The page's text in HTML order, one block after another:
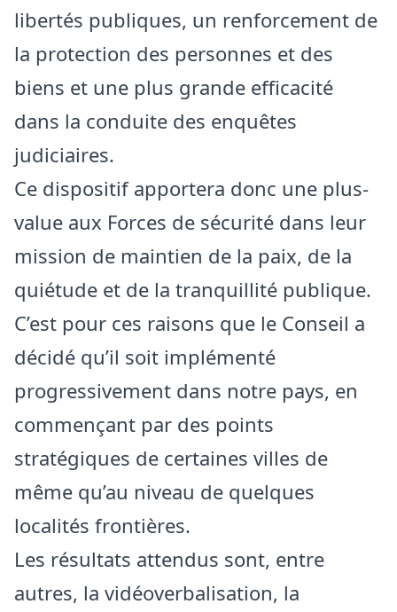
libertés publiques, un renforcement de
la protection des personnes et des
biens et une plus grande efficacité
dans la conduite des enquêtes
judiciaires.
Ce dispositif apportera donc une plus-
value aux Forces de sécurité dans leur
mission de maintien de la paix, de la
quiétude et de la tranquillité publique.
C’est pour ces raisons que le Conseil a
décidé qu’il soit implémenté
progressivement dans notre pays, en
commençant par des points
stratégiques de certaines villes de
même qu’au niveau de quelques
localités frontières.
Les résultats attendus sont, entre
autres, la vidéoverbalisation, la